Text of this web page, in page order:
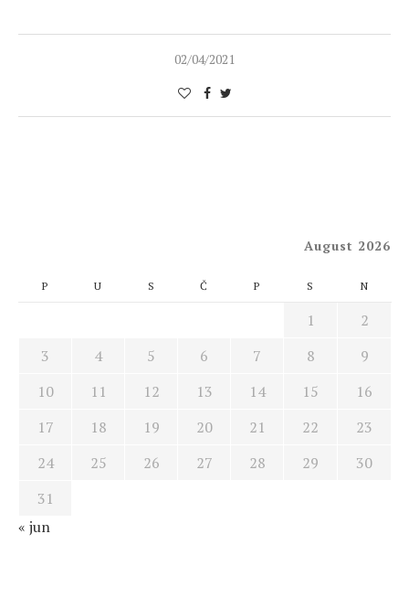
02/04/2021
August 2026
P U S Č P S N
1
2
3
4 5 6 7 8
9
10
11 12 13 14 15
16
17
18 19 20 21 22
23
24
25 26 27 28 29
30
31
« jun